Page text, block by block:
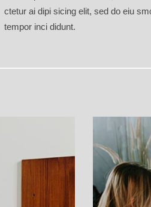
ctetur ai dipi sicing elit, sed do eiu
tempor inci didunt.